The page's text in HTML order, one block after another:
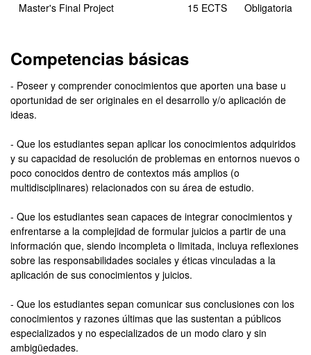
Master's Final Project 15 ECTS Obligatoria
Competencias básicas
- Poseer y comprender conocimientos que aporten una base u
oportunidad de ser originales en el desarrollo y/o aplicación de
ideas.
- Que los estudiantes sepan aplicar los conocimientos adquiridos
y su capacidad de resolución de problemas en entornos nuevos o
poco conocidos dentro de contextos más amplios (o
multidisciplinares) relacionados con su área de estudio.
- Que los estudiantes sean capaces de integrar conocimientos y
enfrentarse a la complejidad de formular juicios a partir de una
información que, siendo incompleta o limitada, incluya reflexiones
sobre las responsabilidades sociales y éticas vinculadas a la
aplicación de sus conocimientos y juicios.
- Que los estudiantes sepan comunicar sus conclusiones con los
conocimientos y razones últimas que las sustentan a públicos
especializados y no especializados de un modo claro y sin
ambigüedades.